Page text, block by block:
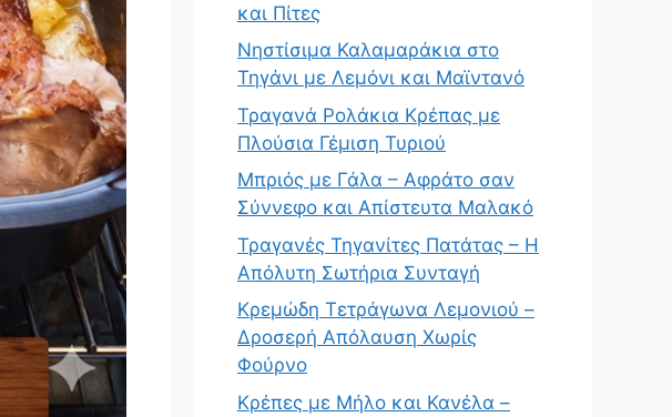
και Πίτες
Νηστίσιμα Καλαμαράκια στο
Τηγάνι με Λεμόνι και Μαϊντανό
Τραγανά Ρολάκια Κρέπας με
Πλούσια Γέμιση Τυριού
Μπριός με Γάλα – Αφράτο σαν
Σύννεφο και Απίστευτα Μαλακό
Τραγανές Τηγανίτες Πατάτας – Η
Απόλυτη Σωτήρια Συνταγή
Κρεμώδη Τετράγωνα Λεμονιού –
Δροσερή Απόλαυση Χωρίς
Φούρνο
Κρέπες με Μήλο και Κανέλα –